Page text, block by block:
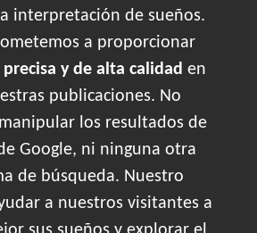
interpretación de sueños.
a proporcionar
y de alta calidad en
publicaciones. No
los resultados de
Google, ni ninguna otra
de búsqueda. Nuestro
a nuestros visitantes a